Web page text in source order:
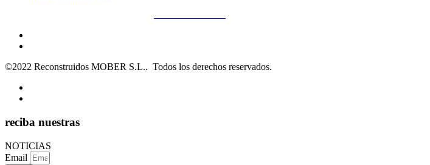
©2022 Reconstruidos MOBER S.L.. Todos los derechos reservados.
reciba nuestras
NOTICIAS
Email